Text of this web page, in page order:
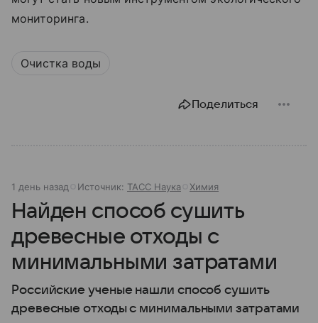
мониторинга.
Очистка воды
Поделиться
1 день назад Источник: ТАСС Наука Химия
Найден способ сушить
древесные отходы с
минимальными затратами
Российские ученые нашли способ сушить
древесные отходы с минимальными затратами